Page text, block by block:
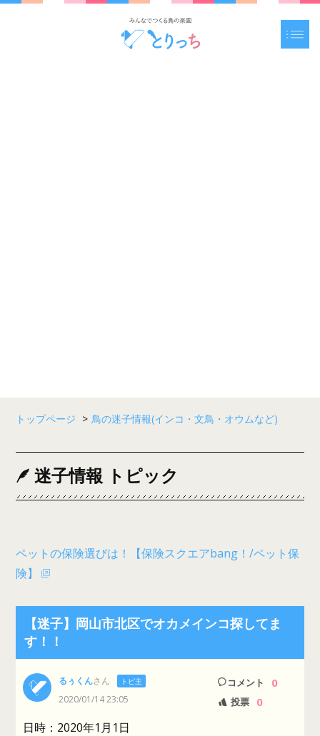
トップページ > 鳥の迷子情報(インコ・文鳥・オウムなど)
迷子情報 トピック
ペットの保険選びは！【保険スクエアbang！/ペット保
険】
【迷子】岡山市北区でオカメインコ探してま
す！！
るぅくんさん トピ主
2020/01/14 23:05
コメント 0
投票 0
日時：2020年1月1日